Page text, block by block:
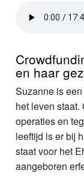
en haar
Suzanne is
het leven
operaties en
leeftijd is er bij
staat voor het
aangeboren